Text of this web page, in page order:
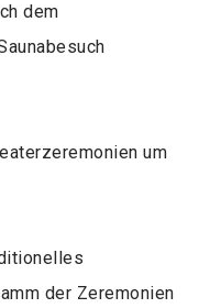
dem
um
der Zeremonien